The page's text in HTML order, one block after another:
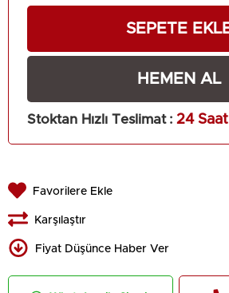
Stoktan Hızlı Teslimat : 24 Saat
Favorilere Ekle
Karşılaştır
Fiyat Düşünce Haber Ver